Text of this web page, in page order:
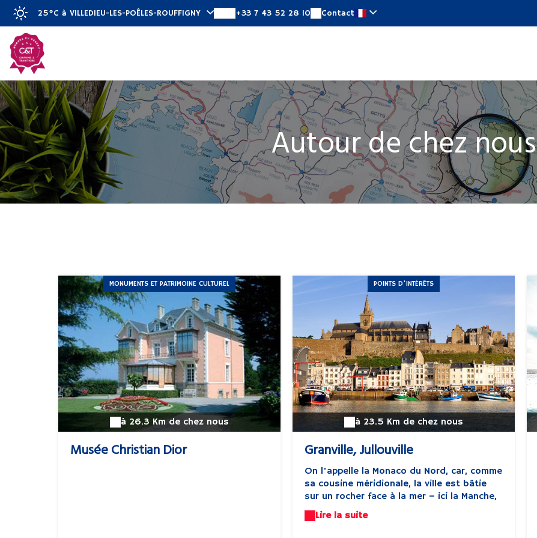
25°C à VILLEDIEU-LES-POÊLES-ROUFFIGNY +33 7 43 52 28 10 Contact
Découvrir Chambres Offres spéciales Autour de chez nous
Autour de chez nous
MONUMENTS ET PATRIMOINE CULTUREL
à 26.3 Km de chez nous
Musée Christian Dior
POINTS D'INTÉRÊTS
à 23.5 Km de chez nous
Granville, Jullouville
On l'appelle la Monaco du Nord, car, comme
sa cousine méridionale, la ville est bâtie
sur un rocher face à la mer – ici la Manche,
avec son marnage record : 14 mètres de
différence entre les hautes et les basses
Lire la suite